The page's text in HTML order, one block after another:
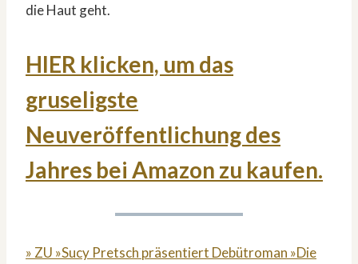
die Haut geht.
HIER klicken, um das
gruseligste
Neuveröffentlichung des
Jahres bei Amazon zu kaufen.
» ZU »Sucy Pretsch präsentiert Debütroman »Die